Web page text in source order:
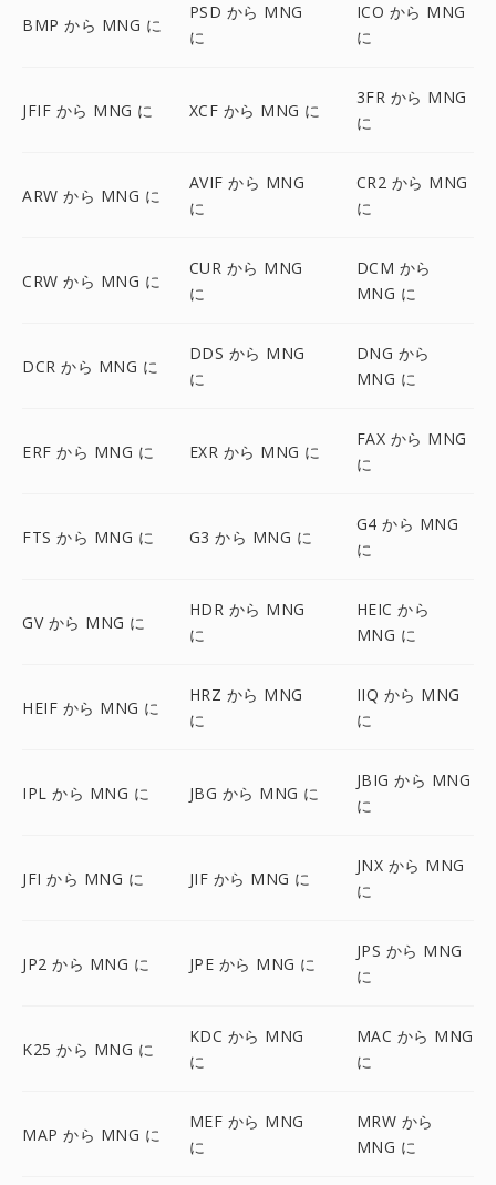
BMP から MNG に
PSD から MNG
に
ICO から MNG
に
JFIF から MNG に XCF から MNG に
3FR から MNG
に
ARW から MNG に
AVIF から MNG
に
CR2 から MNG
に
CRW から MNG に
CUR から MNG
に
DCM から
MNG に
DCR から MNG に
DDS から MNG
に
DNG から
MNG に
ERF から MNG に EXR から MNG に
FAX から MNG
に
FTS から MNG に G3 から MNG に
G4 から MNG
に
GV から MNG に
HDR から MNG
に
HEIC から
MNG に
HEIF から MNG に
HRZ から MNG
に
IIQ から MNG
に
IPL から MNG に JBG から MNG に
JBIG から MNG
に
JFI から MNG に JIF から MNG に
JNX から MNG
に
JP2 から MNG に JPE から MNG に
JPS から MNG
に
K25 から MNG に
KDC から MNG
に
MAC から MNG
に
MAP から MNG に
MEF から MNG
に
MRW から
MNG に